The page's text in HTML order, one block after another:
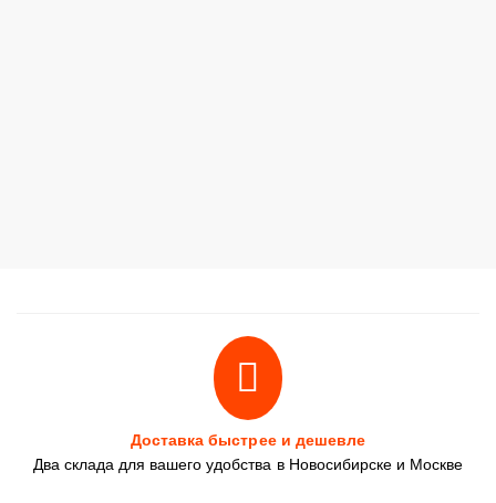
Доставка быстрее и дешевле
Два склада для вашего удобства в Новосибирске и Москве